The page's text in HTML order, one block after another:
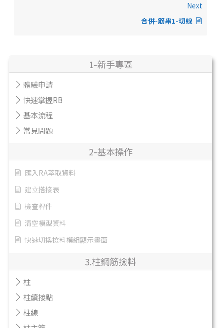
1-新手專區
體驗申請
快速掌握RB
基本流程
常見問題
2-基本操作
匯入RA萃取資料
建立搭接表
檢查桿件
清空模型資料
快速切換撿料模組顯示畫面
3.柱鋼筋撿料
柱
柱續接點
柱線
Next
合併-筋串1-切線